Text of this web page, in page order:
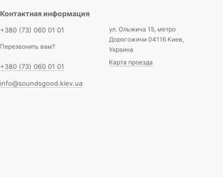
По усилителю
Контактная информация
+380 (73) 060 01 01
Перезвонить вам?
+380 (73) 060 01 01
info@soundsgood.kiev.ua
ул. Ольжича 15, метро
Дорогожичи 04116 Киев,
Украина
Карта проезда